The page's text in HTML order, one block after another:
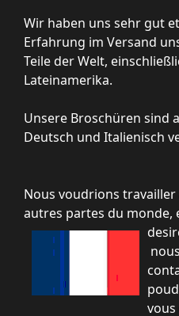
Wir haben uns sehr gut
Erfahrung im Versand
Teile der Welt,
Lateinamerika.
Unsere Broschüren sind
Deutsch und Italienisch
Nous voudrions travailler
autres partes du monde,
nous